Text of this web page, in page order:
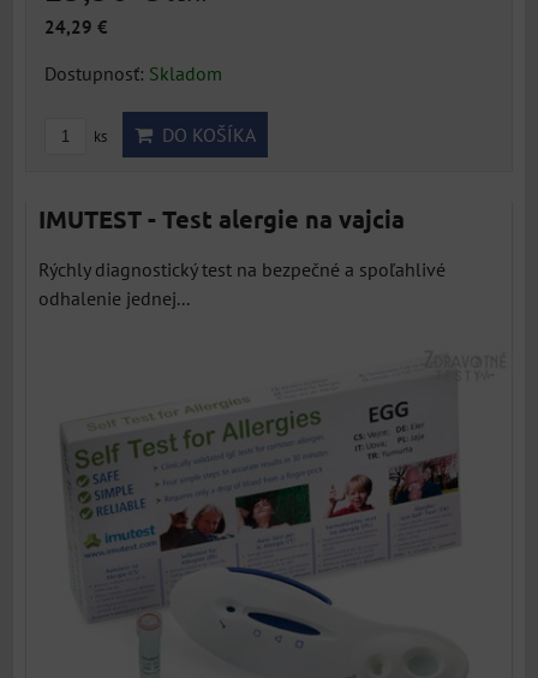
24,29 €
Dostupnosť: Skladom
ks DO KOŠÍKA
IMUTEST - Test alergie na vajcia
Rýchly diagnostický test na bezpečné a spoľahlivé
odhalenie jednej...